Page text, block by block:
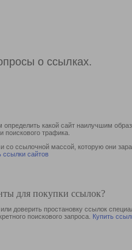
о ссылках.
какой сайт наилучшим
поискового трафика.
ссылочной массой, которую они
ссылки сайтов
для покупки ссылок?
доверить простановку ссылок
поискового запроса. Купить